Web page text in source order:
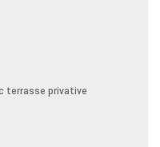
terrasse privative